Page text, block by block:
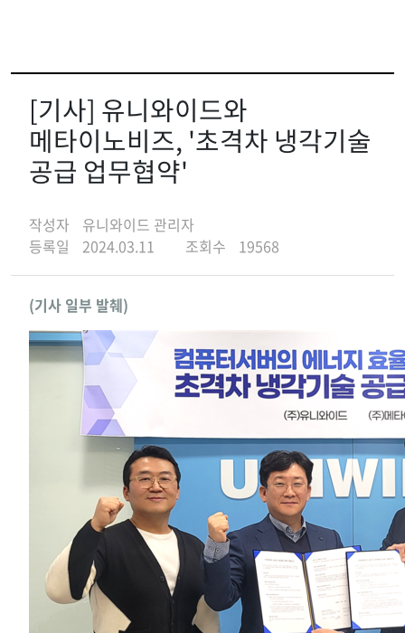
[기사] 유니와이드와
메타이노비즈, '초격차 냉각기술
공급 업무협약'
작성자
유니와이드 관리자
등록일
2024.03.11 조회수 19568
(기사 일부 발췌)